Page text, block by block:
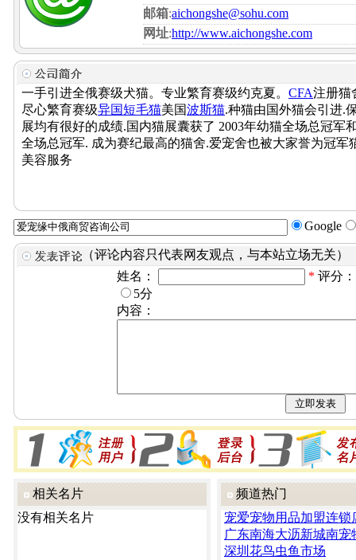
邮箱:aichongshe@sohu.com
网址:http://www.aichongshe.com
一手引进全俄赛级犬猫。专业繁育赛级约克夏。 CFA注册猫
尽心繁育赛级异国短毛猫美国波斯猫.种猫由国外猫会引进.
展均有很好的成绩.国内猫展囊获了 2003年幼猫全场总冠军
全场总冠军. 成为赛纪最高的猫舍.爱宠舍也被大家誉为冠军
美容服务
Google
（评论内容只代表网友观点，与本站立场无关）
姓名：
* 评分
5分
内容：
相关名片
没有相关名片
频道热门
宠爱宠物用品加盟连锁
广东南海大沥新城南宠
深圳花鸟虫鱼市场